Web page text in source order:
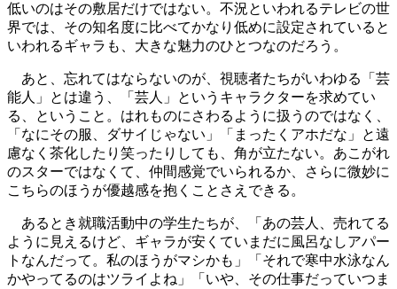
低いのはその敷居だけではない。不況といわれるテレビの世
界では、その知名度に比べてかなり低めに設定されていると
いわれるギャラも、大きな魅力のひとつなのだろう。
あと、忘れてはならないのが、視聴者たちがいわゆる「芸
能人」とは違う、「芸人」というキャラクターを求めてい
る、ということ。はれものにさわるように扱うのではなく、
「なにその服、ダサイじゃない」「まったくアホだな」と遠
慮なく茶化したり笑ったりしても、角が立たない。あこがれ
のスターではなくて、仲間感覚でいられるか、さらに微妙に
こちらのほうが優越感を抱くことさえできる。
あるとき就職活動中の学生たちが、「あの芸人、売れてる
ように見えるけど、ギャラが安くていまだに風呂なしアパー
トなんだって。私のほうがマシかも」「それで寒中水泳なん
かやってるのはツライよね」「いや、その仕事だっていつま